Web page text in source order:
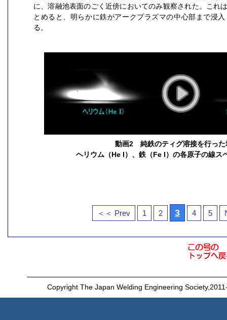
に、溶融池表面のごく近傍においてのみ観察された。これ
とめると、明らかに鉄がアークプラズマの中心部まで浸
る。
動画2 純鉄のティグ溶接を行った
ヘリウム（He I）、鉄（Fe I）の各原子の線ス
＜＜ Prev 1 2 3 4 5
Copyright The Japan Welding Engineering